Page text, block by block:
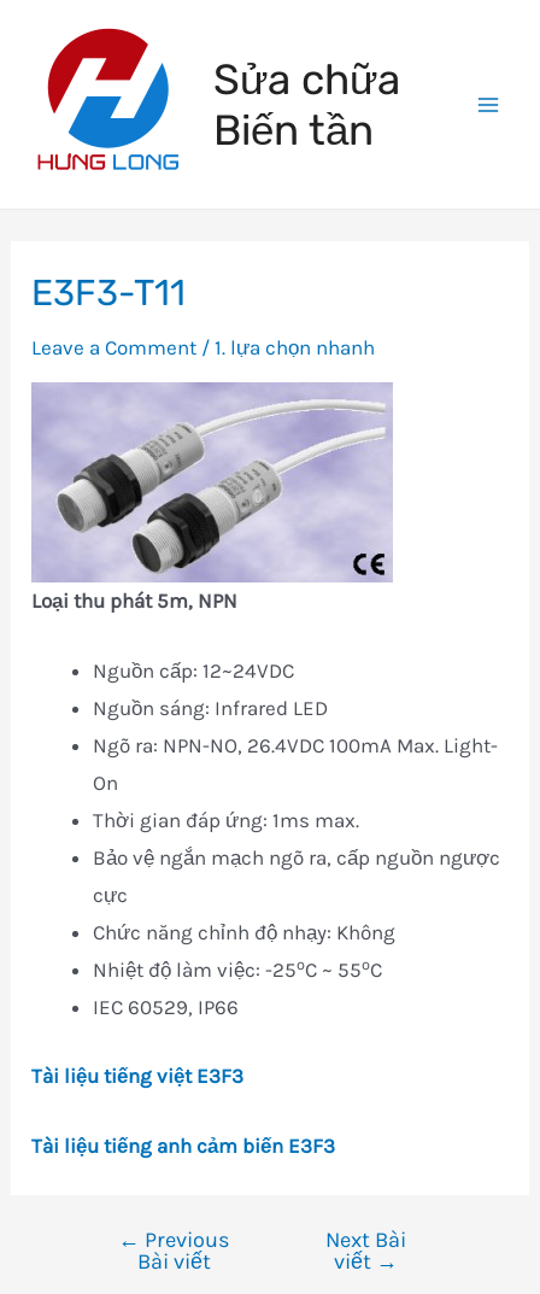
content
Sửa chữa
Biến tần
E3F3-T11
Leave a Comment /1. lựa chọn nhanh
Loại thu phát 5m, NPN
Nguồn cấp: 12~24VDC
Nguồn sáng: Infrared LED
Ngõ ra: NPN-NO, 26.4VDC 100mA Max. Light-
On
Thời gian đáp ứng: 1ms max.
Bảo vệ ngắn mạch ngõ ra, cấp nguồn ngược
cực
Chức năng chỉnh độ nhạy: Không
Nhiệt độ làm việc: -25oC ~ 55oC
IEC 60529, IP66
Tài liệu tiếng việt E3F3
Tài liệu tiếng anh cảm biến E3F3
← Previous
Bài viết
Next Bài
viết →